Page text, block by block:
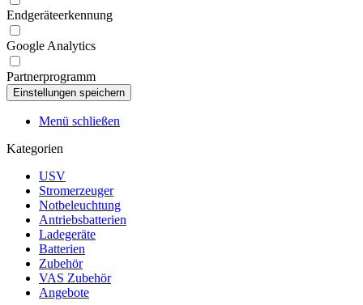
Endgeräteerkennung
Google Analytics
Partnerprogramm
Menü schließen
Kategorien
USV
Stromerzeuger
Notbeleuchtung
Antriebsbatterien
Ladegeräte
Batterien
Zubehör
VAS Zubehör
Angebote